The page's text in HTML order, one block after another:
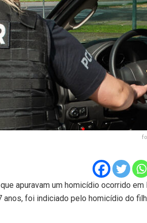
apuravam um homicídio ocorrido em
anos, foi indiciado pelo homicídio do